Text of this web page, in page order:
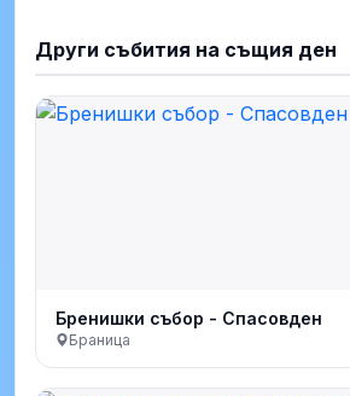
Други събития на същия ден
Бренишки събор - Спасовден
Браница